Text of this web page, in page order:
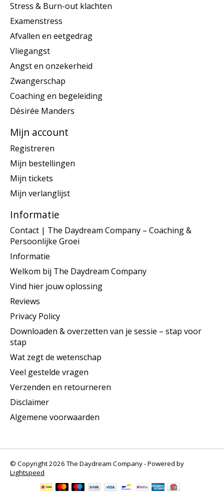
Stress & Burn-out klachten
Examenstress
Afvallen en eetgedrag
Vliegangst
Angst en onzekerheid
Zwangerschap
Coaching en begeleiding
Désirée Manders
Mijn account
Registreren
Mijn bestellingen
Mijn tickets
Mijn verlanglijst
Informatie
Contact | The Daydream Company – Coaching &
Persoonlijke Groei
Informatie
Welkom bij The Daydream Company
Vind hier jouw oplossing
Reviews
Privacy Policy
Downloaden & overzetten van je sessie – stap voor
stap
Wat zegt de wetenschap
Veel gestelde vragen
Verzenden en retourneren
Disclaimer
Algemene voorwaarden
© Copyright 2026 The Daydream Company - Powered by
Lightspeed